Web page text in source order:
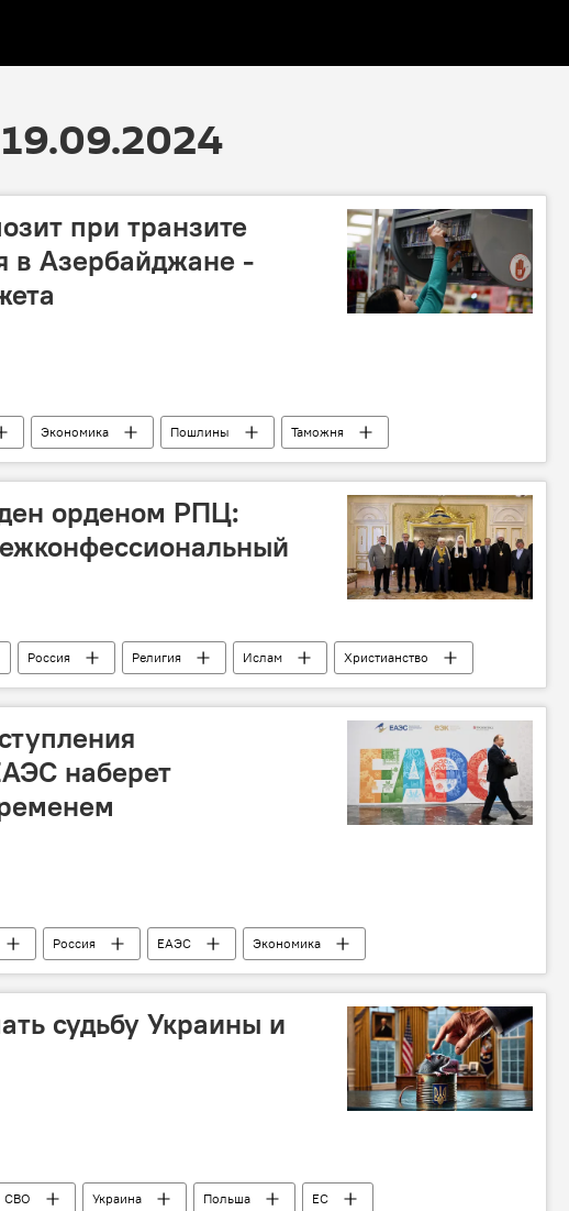
при транзите
в Азербайджане -
Экономика Пошлины
Таможня
депозиты мнение
Вугар Байрамов
орденом РПЦ:
Россия Религия Ислам
Христианство
церковь
Патриарх Московский и Всея Руси Кирилл
Орден
наберет
Россия ЕАЭС
Экономика
Юг" Южный Кавказ
мнение
Национальная валюта
судьбу Украины и
СВО Украина Польша
ЕС